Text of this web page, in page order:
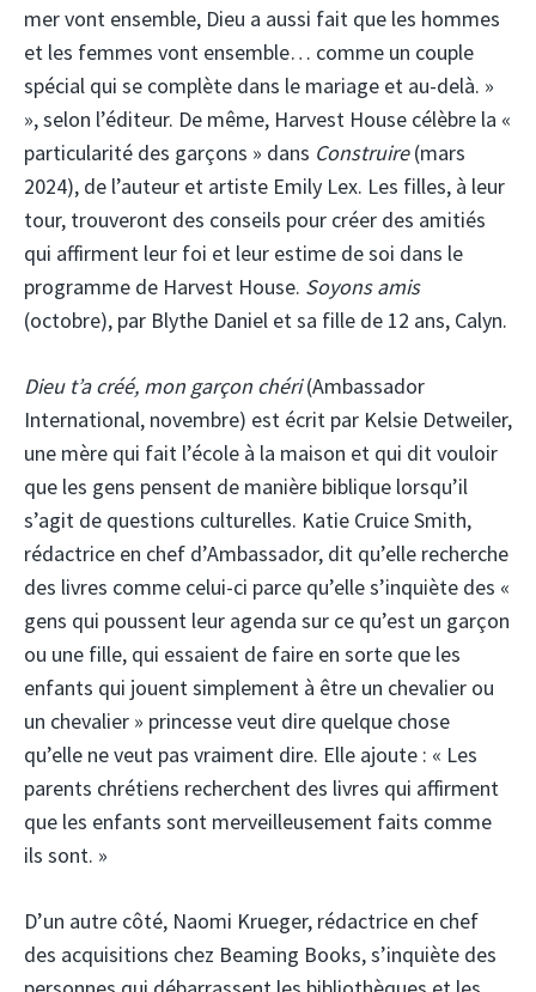
mer vont ensemble, Dieu a aussi fait que les hommes
et les femmes vont ensemble… comme un couple
spécial qui se complète dans le mariage et au-delà. »
», selon l’éditeur. De même, Harvest House célèbre la «
particularité des garçons » dans Construire(mars
2024), de l’auteur et artiste Emily Lex. Les filles, à leur
tour, trouveront des conseils pour créer des amitiés
qui affirment leur foi et leur estime de soi dans le
programme de Harvest House. Soyons amis
(octobre), par Blythe Daniel et sa fille de 12 ans, Calyn.
Dieu t’a créé, mon garçon chéri(Ambassador
International, novembre) est écrit par Kelsie Detweiler,
une mère qui fait l’école à la maison et qui dit vouloir
que les gens pensent de manière biblique lorsqu’il
s’agit de questions culturelles. Katie Cruice Smith,
rédactrice en chef d’Ambassador, dit qu’elle recherche
des livres comme celui-ci parce qu’elle s’inquiète des «
gens qui poussent leur agenda sur ce qu’est un garçon
ou une fille, qui essaient de faire en sorte que les
enfants qui jouent simplement à être un chevalier ou
un chevalier » princesse veut dire quelque chose
qu’elle ne veut pas vraiment dire. Elle ajoute : « Les
parents chrétiens recherchent des livres qui affirment
que les enfants sont merveilleusement faits comme
ils sont. »
D’un autre côté, Naomi Krueger, rédactrice en chef
des acquisitions chez Beaming Books, s’inquiète des